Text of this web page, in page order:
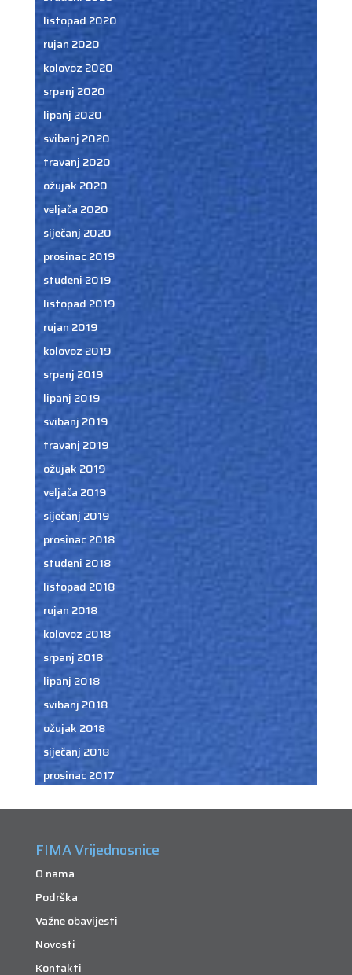
listopad 2020
rujan 2020
kolovoz 2020
srpanj 2020
lipanj 2020
svibanj 2020
travanj 2020
ožujak 2020
veljača 2020
siječanj 2020
prosinac 2019
studeni 2019
listopad 2019
rujan 2019
kolovoz 2019
srpanj 2019
lipanj 2019
svibanj 2019
travanj 2019
ožujak 2019
veljača 2019
siječanj 2019
prosinac 2018
studeni 2018
listopad 2018
rujan 2018
kolovoz 2018
srpanj 2018
lipanj 2018
svibanj 2018
ožujak 2018
siječanj 2018
prosinac 2017
FIMA Vrijednosnice
O nama
Podrška
Važne obavijesti
Novosti
Kontakti